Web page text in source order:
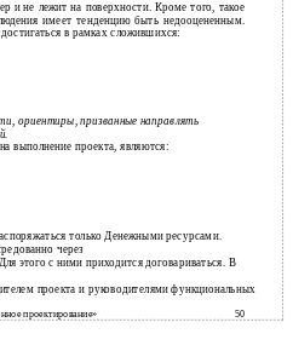
и не лежит на поверхности. Кроме того, такое
имеет тенденцию быть недооцененным.
в рамках сложившихся:
ориентиры, призванные направлять
выполнение проекта, являются:
только Денежными ресурсами.
через
этого с ними приходится договариваться. В
проекта и руководителями функциональных
проектирование» 50